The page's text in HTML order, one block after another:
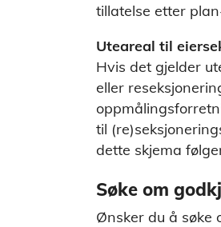
tillatelse etter
Uteareal til
Hvis det gjelder
eller
til
dette skjema
Søke om
Ønsker du å søke